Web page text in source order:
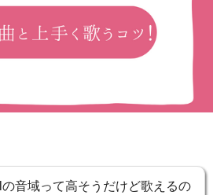
音域って高そうだけど歌えるの